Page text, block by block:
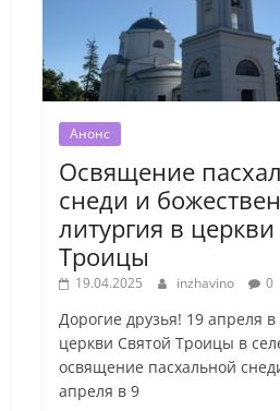
Анонс
Освящение
снеди и
литургия в
Троицы
19.04.2025 inzhavino 0
Дорогие друзья! 19 апреля в
церкви Святой Троицы в
освящение пасхальной
апреля в 9